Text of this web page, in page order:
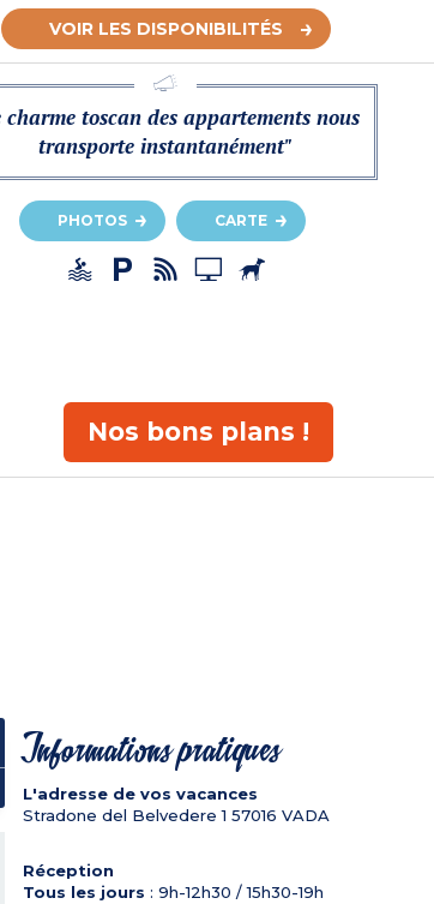
VOIR LES DISPONIBILITÉS
charme toscan des appartements nous
transporte instantanément"
PHOTOS CARTE
Nos bons plans !
Informations pratiques
L'adresse de vos vacances
Stradone del Belvedere 1 57016 VADA
Réception
Tous les jours : 9h-12h30 / 15h30-19h